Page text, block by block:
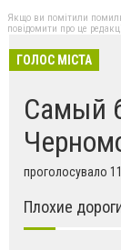
Якщо ви помітили
повідомити про це
ГОЛОС МІСТА
Самый
проголосувало
Плохие